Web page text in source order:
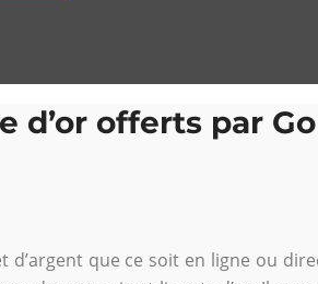
d’or offerts par
d’argent que ce soit en ligne ou